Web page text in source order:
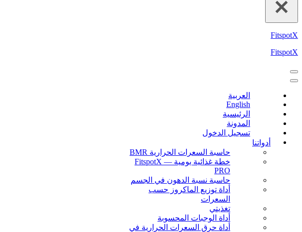
FitspotX
FitspotX
العربية
English
الرئيسية
المدونة
تسجيل الدخول
أدواتنا
حاسبة السعرات الحرارية BMR
خطة غذائية يومية — FitspotX
PRO
حاسبة نسبة الدهون في الجسم
أداة توزيع الماكروز حسب
السعرات
تغذيتي
أداة الوجبات المحسوبة
أداة حرق السعرات الحرارية في